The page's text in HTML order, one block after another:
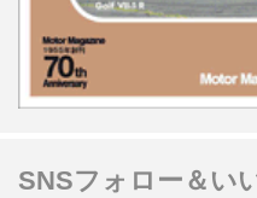
SNSフォロー＆い